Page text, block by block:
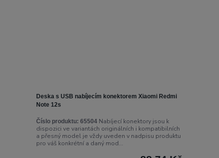
Deska s USB nabíjecím konektorem Xiaomi Redmi
Note 12s
Číslo produktu: 65504Nabíjecí konektory jsou k
dispozici ve variantách originálních i kompatibilních
a přesný model je vždy uveden v nadpisu produktu
pro váš konkrétní a daný mod...